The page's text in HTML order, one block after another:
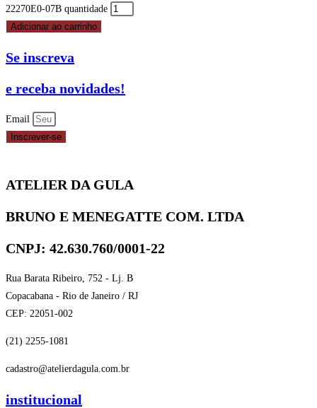
22270E0-07B quantidade
Adicionar ao carrinho
Se inscreva
e receba novidades!
Email
Inscrever-se
ATELIER DA GULA
BRUNO E MENEGATTE COM. LTDA
CNPJ: 42.630.760/0001-22
Rua Barata Ribeiro, 752 - Lj. B
Copacabana - Rio de Janeiro / RJ
CEP: 22051-002
(21) 2255-1081
cadastro@atelierdagula.com.br
institucional